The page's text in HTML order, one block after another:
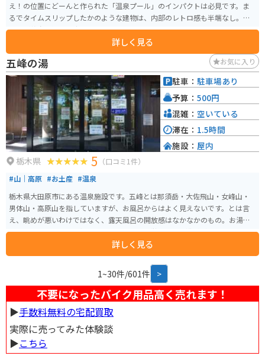
え！の位置にどーんと作られた「温泉プール」のインパクトは必見です。ま
るでタイムスリップしたかのような建物は、内部のレトロ感も半端なし。
「つげ義春の漫画に出てきそう」と表現したら、わかるひとには伝わるか
も？日帰り入浴・宿泊いずれも可能です。
詳しく見る
五峰の湯 お気に入り
栃木県 5 （口コミ1件）
#山｜高原 #お土産 #温泉
栃木県大田原市にある温泉施設です。五峰とは那須岳・大佐飛山・女峰山・
男体山・高原山を指していますが、お風呂からはよく見えないです。とは言
え、眺めが悪いわけではなく、露天風呂の開放感はなかなかのもの。お湯が
柔らかく、ついつい長湯してしまいます。公営施設で入浴料が安価なので、
詳しく見る
駐車： 駐車場あり
予算： 500円
混雑： 空いている
滞在： 1.5時間
施設： 屋内
1~30件/601件 >
不要になったバイク用品高く売れます！
▶︎手数料無料の宅配買取
実際に売ってみた体験談
▶︎こちら